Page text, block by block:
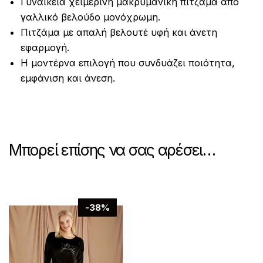
γαλλικό βελούδο μονόχρωμη.
Πιτζάμα με απαλή βελουτέ υφή και άνετη
εφαρμογή.
Η μοντέρνα επιλογή που συνδυάζει ποιότητα,
εμφάνιση και άνεση.
Μπορεί επίσης να σας αρέσει…
-38%